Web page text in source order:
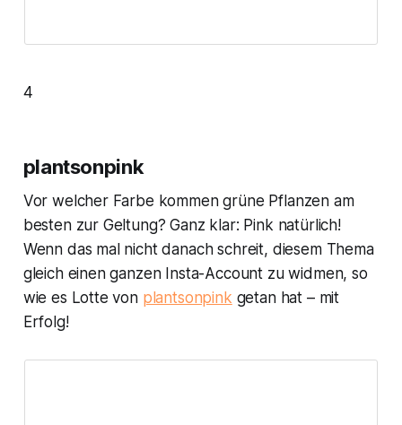
4
plantsonpink
Vor welcher Farbe kommen grüne Pflanzen am
besten zur Geltung? Ganz klar: Pink natürlich!
Wenn das mal nicht danach schreit, diesem Thema
gleich einen ganzen Insta-Account zu widmen, so
wie es Lotte von plantsonpink getan hat – mit
Erfolg!